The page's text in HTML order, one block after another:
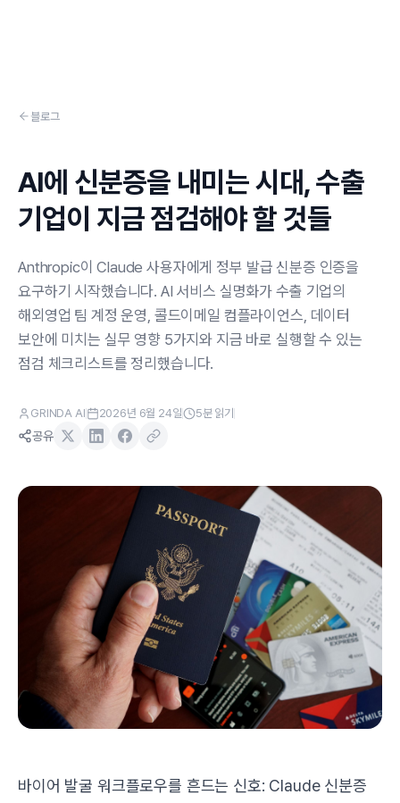
블로그
AI에 신분증을 내미는 시대, 수출
기업이 지금 점검해야 할 것들
Anthropic이 Claude 사용자에게 정부 발급 신분증 인증을
요구하기 시작했습니다. AI 서비스 실명화가 수출 기업의
해외영업 팀 계정 운영, 콜드이메일 컴플라이언스, 데이터
보안에 미치는 실무 영향 5가지와 지금 바로 실행할 수 있는
점검 체크리스트를 정리했습니다.
GRINDA AI 2026년 6월 24일 5분 읽기
공유
바이어 발굴 워크플로우를 흔드는 신호: Claude 신분증